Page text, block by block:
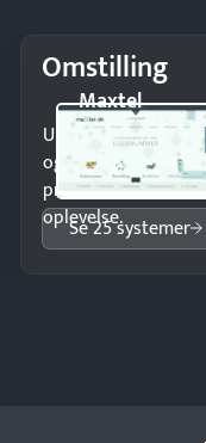
Omstilling
Maxtel
Undgå tabte opkald
og giv kunderne en
professionel
oplevelse.
Se 25 systemer